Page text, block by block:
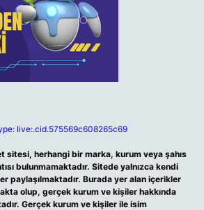
live:.cid.575569c608265c69
sitesi, herhangi bir marka, kurum veya şahıs
bulunmamaktadır. Sitede yalnızca kendi
paylaşılmaktadır. Burada yer alan içerikler
olup, gerçek kurum ve kişiler hakkında
Gerçek kurum ve kişiler ile isim